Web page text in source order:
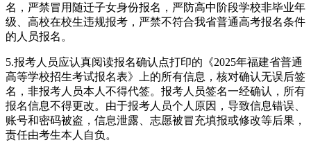
名，严禁冒用随迁子女身份报名，严防高中阶段学校非毕业年
级、高校在校生违规报考，严禁不符合我省普通高考报名条件
的人员报名。
5.报考人员应认真阅读报名确认点打印的《2025年福建省普通
高等学校招生考试报名表》上的所有信息，核对确认无误后签
名，非报考人员本人不得代签。报考人员签名一经确认，所有
报名信息不得更改。由于报考人员个人原因，导致信息错误、
账号和密码被盗，信息泄露、志愿被冒充填报或修改等后果，
责任由考生本人自负。